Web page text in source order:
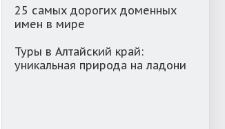
25 самых дорогих доменных
имен в мире
Туры в Алтайский край:
уникальная природа на ладони